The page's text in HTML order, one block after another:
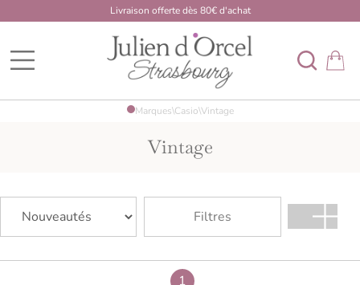
Livraison offerte dès 80€ d'achat
BDK Dome
Marques\Casio\Vintage
Vintage
Filtres
1